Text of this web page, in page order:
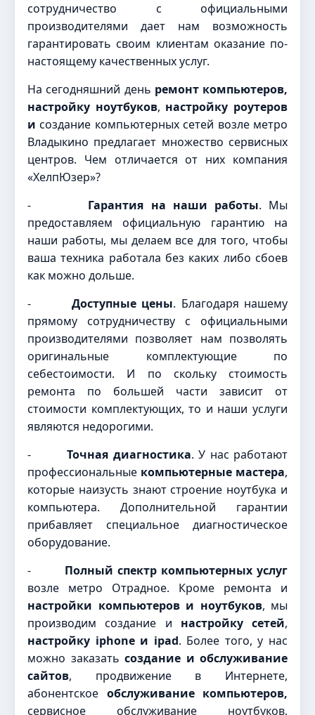
сотрудничество с официальными
производителями дает нам возможность
гарантировать своим клиентам оказание по-
настоящему качественных услуг.
На сегодняшний день ремонт компьютеров,
настройку ноутбуков, настройку роутеров
исоздание компьютерных сетей возле метро
Владыкино предлагает множество сервисных
центров. Чем отличается от них компания
«ХелпЮзер»?
- Гарантия на наши работы. Мы
предоставляем официальную гарантию на
наши работы, мы делаем все для того, чтобы
ваша техника работала без каких либо сбоев
как можно дольше.
-Доступные цены. Благодаря нашему
прямому сотрудничеству с официальными
производителями позволяет нам позволять
оригинальные комплектующие по
себестоимости. И по скольку стоимость
ремонта по большей части зависит от
стоимости комплектующих, то и наши услуги
являются недорогими.
-Точная диагностика. У нас работают
профессиональные компьютерные мастера,
которые наизусть знают строение ноутбука и
компьютера. Дополнительной гарантии
прибавляет специальное диагностическое
оборудование.
- Полный спектр компьютерных услуг
возле метро Отрадное. Кроме ремонта и
настройки компьютеров и ноутбуков, мы
производим создание и настройку сетей,
настройку iphone и ipad. Более того, у нас
можно заказать создание и обслуживание
сайтов, продвижение в Интернете,
абонентское обслуживание компьютеров,
сервисное обслуживание ноутбуков,